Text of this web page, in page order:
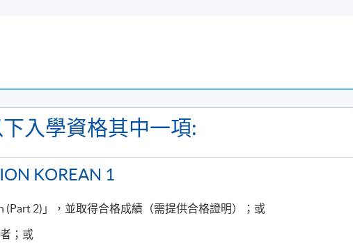
格通知書”寄給各學員，不會再頒發“結業證明書”，敬請留意。
院資訊及課堂消息(課室調動，課堂取消等)。請學員報名時提供正確有
入學資格其中一項:
KOREAN 1
(Part 2)」，並取得合格成績（需提供合格證明）；或
；或